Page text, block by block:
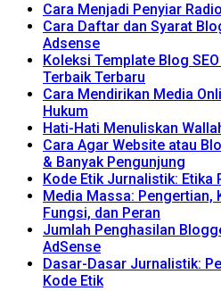
Cara Menjadi Penyiar
Cara Daftar dan Syarat
Adsense
Koleksi Template Blog
Terbaik Terbaru
Cara Mendirikan Media
Hukum
Hati-Hati Menuliskan
Cara Agar Website atau
& Banyak Pengunjung
Kode Etik Jurnalistik: Etika
Media Massa: Pengertian,
Fungsi, dan Peran
Jumlah Penghasilan
AdSense
Dasar-Dasar Jurnalistik:
Kode Etik